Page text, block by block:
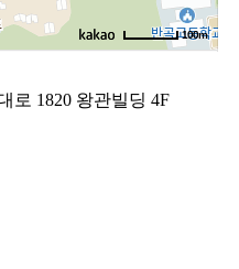
100m
로 1820 왕관빌딩 4F